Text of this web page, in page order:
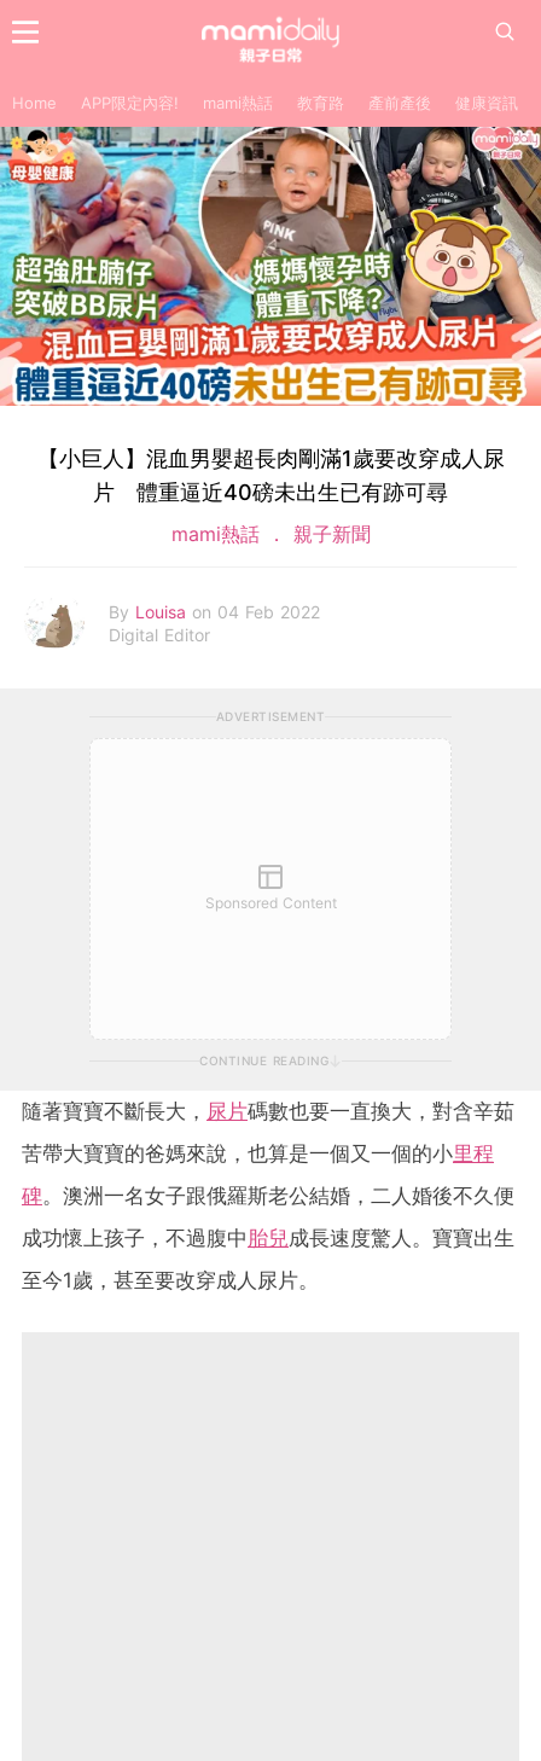
Home APP限定內容! mami熱話 教育路 產前產後 健康資訊
【小巨人】混血男嬰超長肉剛滿1歲要改穿成人尿
片 體重逼近40磅未出生已有跡可尋
mami熱話 親子新聞
By Louisa on 04 Feb 2022
Digital Editor
ADVERTISEMENT
Sponsored Content
CONTINUE READING
隨著寶寶不斷長大， 尿片碼數也要一直換大，對含辛茹
苦帶大寶寶的爸媽來說，也算是一個又一個的小里程
碑。澳洲一名女子跟俄羅斯老公結婚，二人婚後不久便
成功懷上孩子，不過腹中 胎兒成長速度驚人。寶寶出生
至今1歲，甚至要改穿成人尿片。